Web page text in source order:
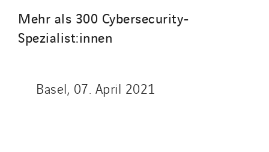
Mehr als 300 Cybersecurity-
Spezialist:innen
Basel, 07. April 2021